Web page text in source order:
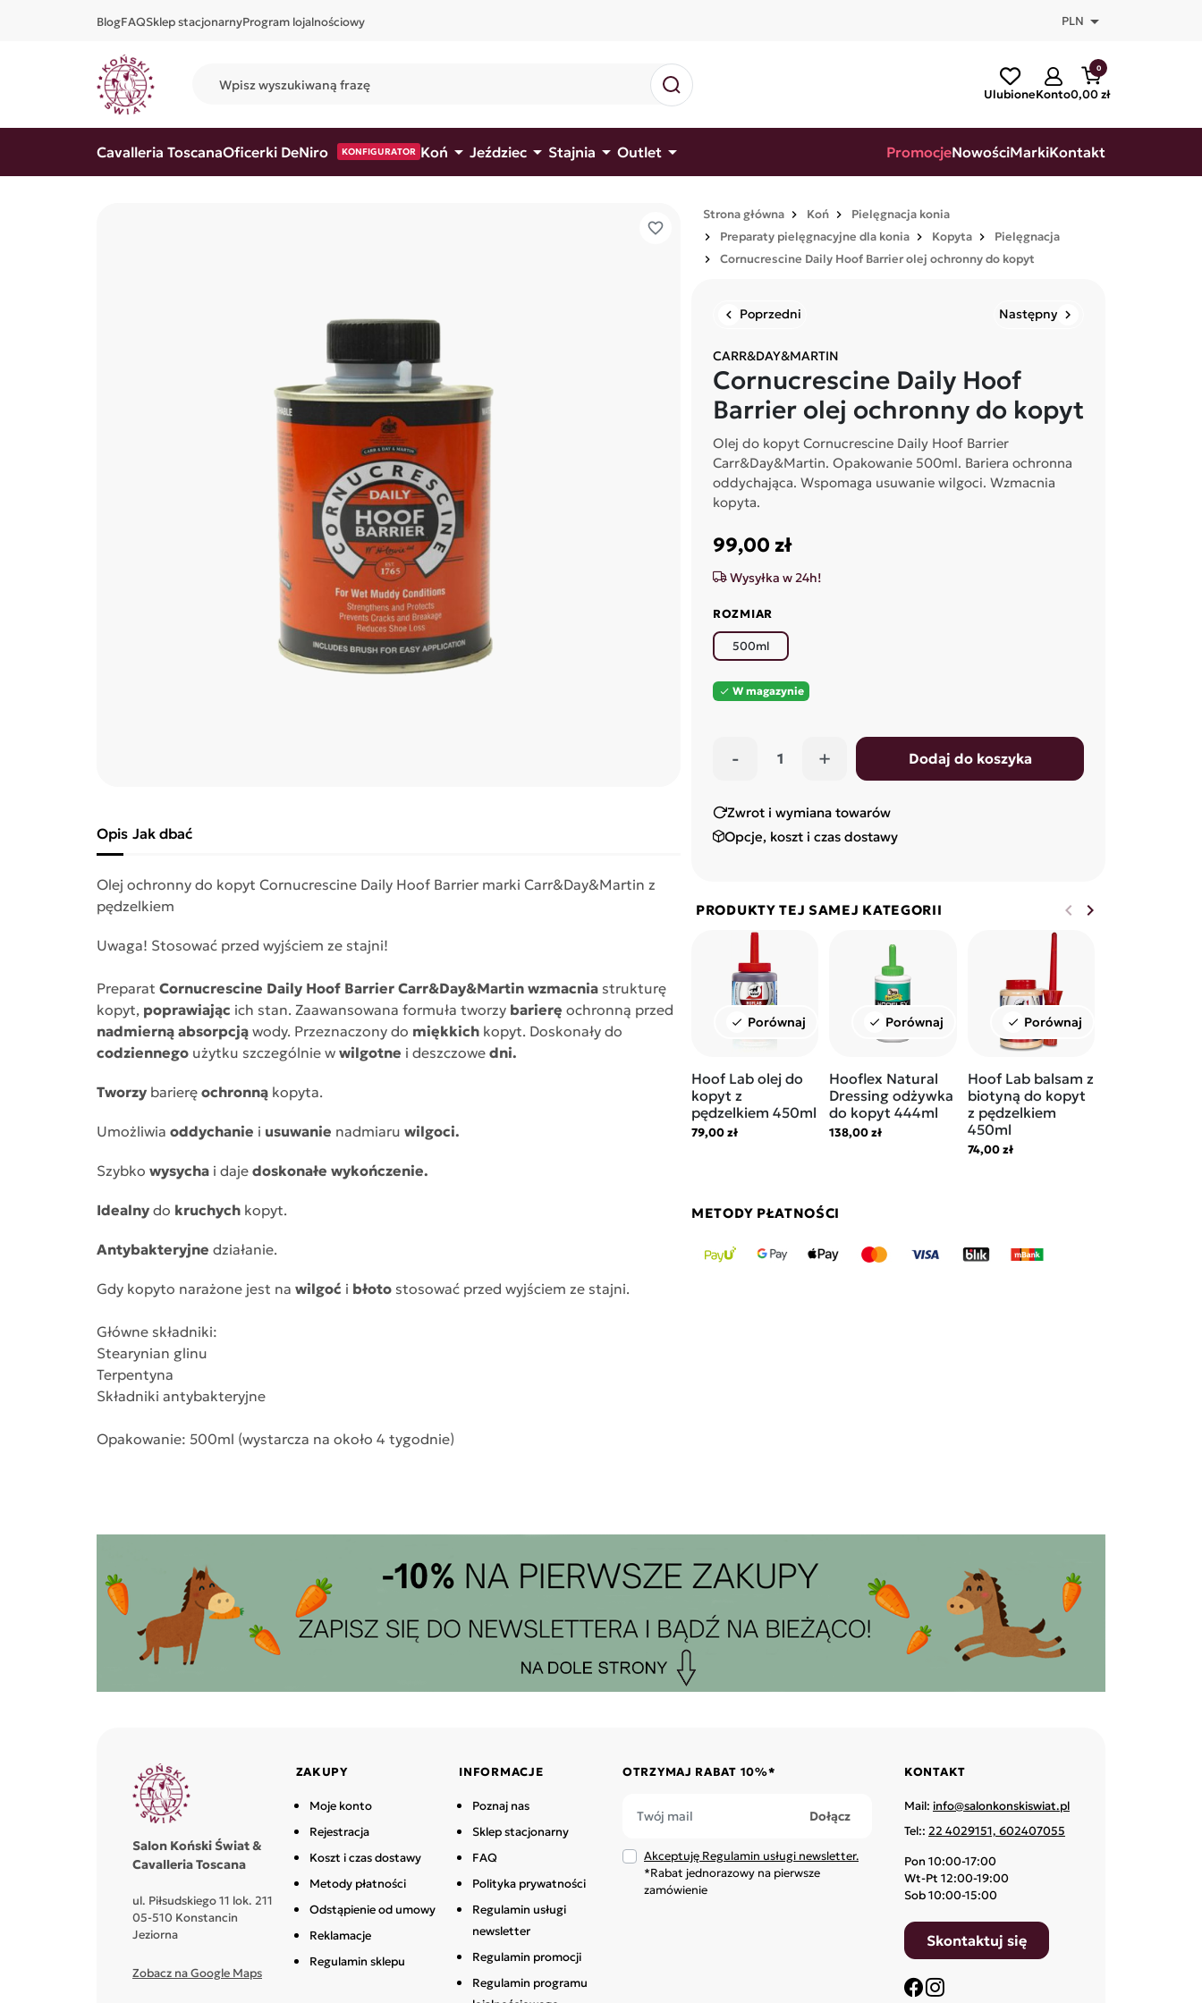
BlogFAQSklep stacjonarnyProgram lojalnościowy PLN 
UlubioneKonto
0
0,00 zł
Cavalleria ToscanaOficerki DeNiro KONFIGURATOR Koń  Jeździec  Stajnia  Outlet  PromocjeNowościMarkiKontakt
favorite_border
Opis Jak dbać
Olej ochronny do kopyt Cornucrescine Daily Hoof Barrier marki Carr&Day&Martin z
pędzelkiem
Uwaga! Stosować przed wyjściem ze stajni!
Preparat Cornucrescine Daily Hoof Barrier Carr&Day&Martin wzmacnia strukturę
kopyt, poprawiając ich stan. Zaawansowana formuła tworzy barierę ochronną przed
nadmierną absorpcją wody. Przeznaczony do miękkich kopyt. Doskonały do
codziennego użytku szczególnie w wilgotne i deszczowe dni.
Tworzy barierę ochronną kopyta.
Umożliwia oddychanie i usuwanie nadmiaru wilgoci.
Szybko wysycha i daje doskonałe wykończenie.
Idealny do kruchych kopyt.
Antybakteryjne działanie.
Gdy kopyto narażone jest na wilgoć i błoto stosować przed wyjściem ze stajni.
Główne składniki:
Stearynian glinu
Terpentyna
Składniki antybakteryjne
Opakowanie: 500ml (wystarcza na około 4 tygodnie)
Strona główna Koń
Pielęgnacja konia
Preparaty pielęgnacyjne dla konia
Kopyta
Pielęgnacja
Cornucrescine Daily Hoof Barrier olej ochronny do kopyt
chevron_left Poprzedni Następny chevron_right
CARR&DAY&MARTIN
Cornucrescine Daily Hoof
Barrier olej ochronny do kopyt
Olej do kopyt Cornucrescine Daily Hoof Barrier
Carr&Day&Martin. Opakowanie 500ml. Bariera ochronna
oddychająca. Wspomaga usuwanie wilgoci. Wzmacnia
kopyta.
99,00 zł
Wysyłka w 24h!
ROZMIAR
500ml
 W magazynie
- + Dodaj do koszyka
Zwrot i wymiana towarów
Opcje, koszt i czas dostawy
PRODUKTY TEJ SAMEJ KATEGORII
Poprzedni
keyboard_arrow_left Następny
keyboard_arrow_right
check Porównaj
Hoof Lab olej do
kopyt z
pędzelkiem 450ml
79,00 zł
check Porównaj
Hooflex Natural
Dressing odżywka
do kopyt 444ml
138,00 zł
check Porównaj
Hoof Lab balsam z
biotyną do kopyt
z pędzelkiem
450ml
74,00 zł
METODY PŁATNOŚCI
Salon Koński Świat &
Cavalleria Toscana
ul. Piłsudskiego 11 lok. 211
05-510 Konstancin
Jeziorna
Zobacz na Google Maps
ZAKUPY
Moje konto
Rejestracja
Koszt i czas dostawy
Metody płatności
Odstąpienie od umowy
Reklamacje
Regulamin sklepu
INFORMACJE
Poznaj nas
Sklep stacjonarny
FAQ
Polityka prywatności
Regulamin usługi
newsletter
Regulamin promocji
Regulamin programu
OTRZYMAJ RABAT 10%*
Akceptuję Regulamin usługi newsletter.
*Rabat jednorazowy na pierwsze
zamówienie
KONTAKT
Mail:info@salonkonskiswiat.pl
Tel::22 4029151, 602407055
Pon 10:00-17:00
Wt-Pt 12:00-19:00
Sob 10:00-15:00
Skontaktuj się